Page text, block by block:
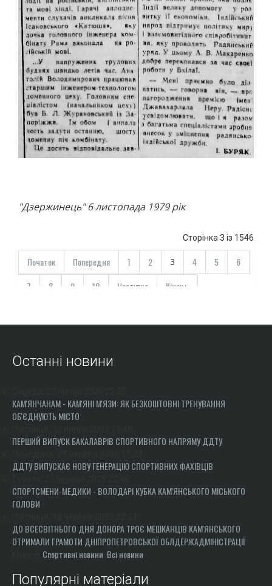
"Дзержинець" 6 листопада 1979 рік
Сторінка 3 із 1546
Початок Попередня 1 2 3 4 5
6
7
8 9 10 Наступна Кінець
Останні новини
КАМ'ЯНЧАНАМ - КАМ'ЯНІ М'ЯЗИ: ЯК БЕЗКОШТОВНІ ТРЕНУВАННЯ
ОБ'ЄДНУЮТЬ МІСТО
ПЕРШИЙ ВИПУСК БАКАЛАВРІВ СПОРТИВНОГО НАПРЯМУ ДДТУ
ДДТУ ВИПУСКАЄ НОВУ ГЕНЕРАЦІЮ СПОРТИВНИХ ФАХІВЦІВ
СПОРТСМЕНИ-МЕДИКИ - ВОЛОДАРІ КУБКА КАМ'ЯНСЬКОГО МІСЬКОГО
ГОЛОВИ
ДО ВСЕСВІТНЬОГО ДНЯ ДОНОРА ТРОЄ МЕШКАНЦІВ КАМ'ЯНСЬКОГО
ОТРИМАЛИ ГРАМОТИ ДНІПРОПЕТРОВСЬКОЇ ОБЛДЕРЖАДМІНІСТРАЦІЇ
Спортивні новини Всі новини
Популярні матеріали